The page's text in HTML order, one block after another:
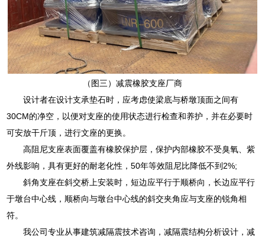
（图三）减震橡胶支座厂商
设计者在设计支承垫石时，应考虑使梁底与桥墩顶面之间有
30CM的净空，以便对支座的使用状态进行检查和养护，并在必要时
可安放干斤顶，进行文座的更换。
高阻尼支座表面覆盖有橡胶保护层，保护内部橡胶不受臭氧、紫
外线影响，具有更好的耐老化性，50年等效阻尼比降低不到2%;
斜角支座在斜交桥上安装时，短边应平行于顺桥向，长边应平行
于墩台中心线，顺桥向与墩台中心线的斜交夹角应与支座的锐角相
符。
我公司专业从事建筑减隔震技术咨询，减隔震结构分析设计，减